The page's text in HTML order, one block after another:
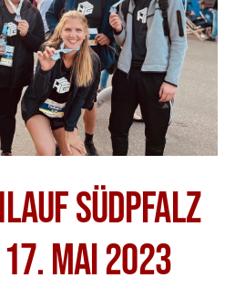
Südpfalz
Mai 2023